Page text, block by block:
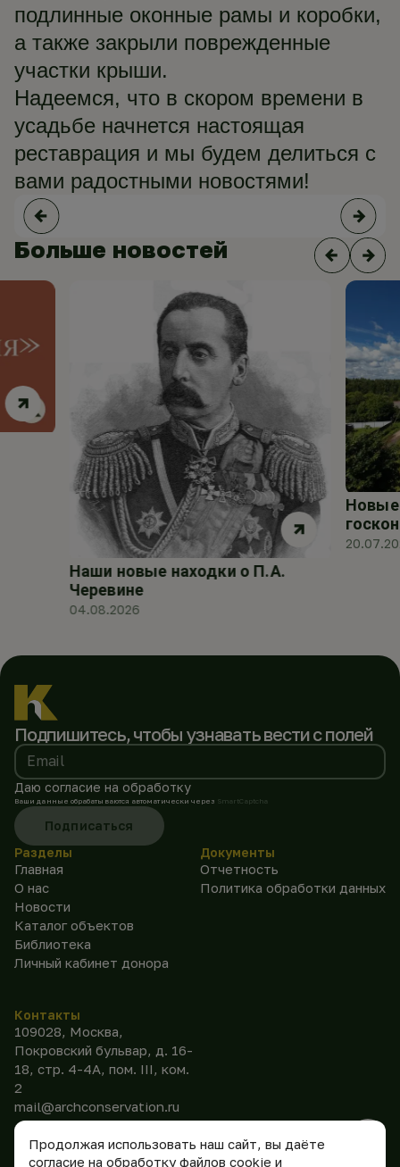
подлинные оконные рамы и коробки,
а также закрыли поврежденные
участки крыши.
Надеемся, что в скором времени в
усадьбе начнется настоящая
реставрация и мы будем делиться с
вами радостными новостями!
Больше новостей
Наши новые находки о П.А.
Черевине
04.08.2026
Новые
Подпишитесь, чтобы узнавать вести с полей
Email
Даю согласие на обработку
Ваши данные обрабатываются автоматически через SmartCaptcha
Подписаться
Разделы
Главная
О нас
Новости
Каталог объектов
Библиотека
Личный кабинет донора
Документы
Отчетность
Политика обработки данных
Контакты
109028, Москва,
Покровский бульвар, д. 16-
18, стр. 4-4А, пом. III, ком.
2
mail@archconservation.ru
Продолжая использовать наш сайт, вы даёте
согласие на обработку файлов cookie и